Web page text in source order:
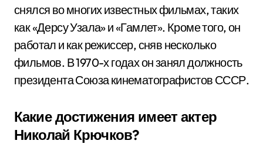
снялся во многих известных фильмах, таких
как «Дерсу Узала» и «Гамлет». Кроме того, он
работал и как режиссер, сняв несколько
фильмов. В 1970-х годах он занял должность
президента Союза кинематографистов СССР.
Какие достижения имеет актер
Николай Крючков?